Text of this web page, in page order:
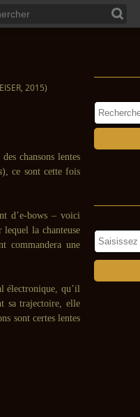
2015)
chansons lentes
), ce sont cette fois
d’e-bows – voici
la chanteuse
commandera une
électronique, qu’il
sa trajectoire, elle
sont certes lentes